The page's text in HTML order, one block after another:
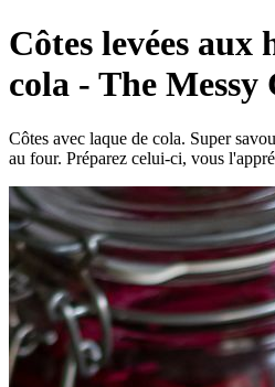
Côtes levées aux
cola - The
Côtes avec laque de cola. Super
au four. Préparez celui-ci, vous